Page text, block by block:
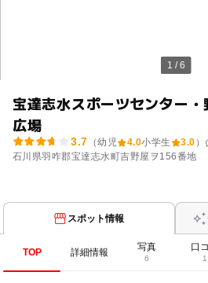
1 / 6
宝達志水スポーツセンター
広場
3.7 （幼児 4.0小学生 3.0 ）
石川県羽咋郡宝達志水町吉野屋ヲ156番地
スポット情報
TOP 詳細情報 写真
6
口
1